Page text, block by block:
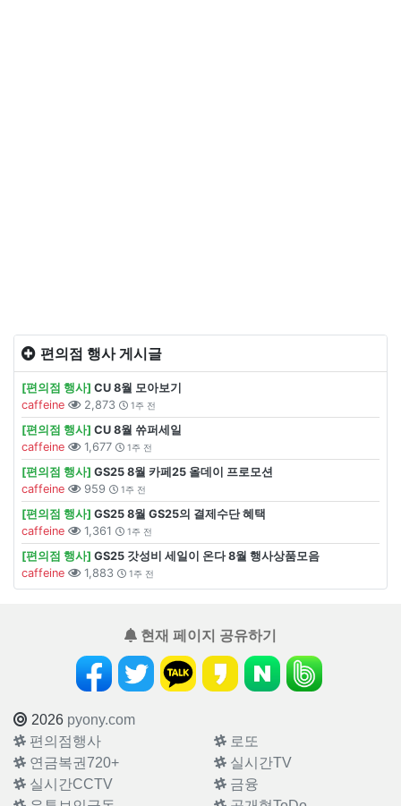
편의점 행사 게시글
[편의점 행사] CU 8월 모아보기
caffeine
2,873 1주 전
[편의점 행사] CU 8월 쓔퍼세일
caffeine
1,677 1주 전
[편의점 행사] GS25 8월 카페25 올데이 프로모션
caffeine
959 1주 전
[편의점 행사] GS25 8월 GS25의 결제수단 혜택
caffeine
1,361 1주 전
[편의점 행사] GS25 갓성비 세일이 온다 8월 행사상품모음
caffeine
1,883 1주 전
현재 페이지 공유하기
2026 pyony.com
편의점행사
로또
연금복권720+
실시간TV
실시간CCTV
금융